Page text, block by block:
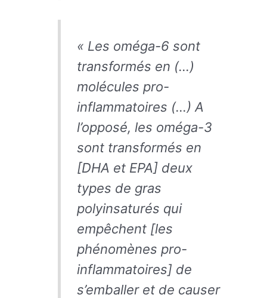
« Les oméga-6 sont
transformés en (…)
molécules pro-
inflammatoires (…) A
l’opposé, les oméga-3
sont transformés en
[DHA et EPA] deux
types de gras
polyinsaturés qui
empêchent [les
phénomènes pro-
inflammatoires] de
s’emballer et de causer